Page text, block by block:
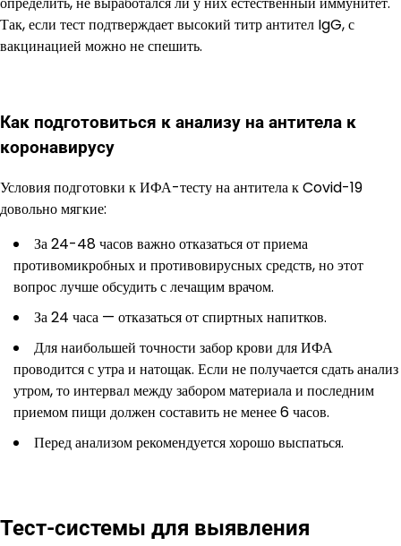
Так, если тест подтверждает высокий титр антител IgG, с
вакцинацией можно не спешить.
Как подготовиться к анализу на антитела к
коронавирусу
Условия подготовки к ИФА-тесту на антитела к Covid-19
довольно мягкие:
За 24-48 часов важно отказаться от приема
противомикробных и противовирусных средств, но этот
вопрос лучше обсудить с лечащим врачом.
За 24 часа — отказаться от спиртных напитков.
Для наибольшей точности забор крови для ИФА
проводится с утра и натощак. Если не получается сдать анализ
утром, то интервал между забором материала и последним
приемом пищи должен составить не менее 6 часов.
Перед анализом рекомендуется хорошо выспаться.
Тест-системы для выявления